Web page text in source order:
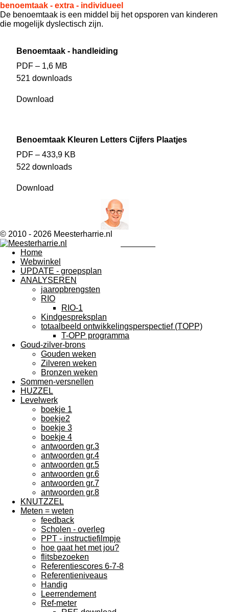
benoemtaak - extra - individueel
De benoemtaak is een middel bij het opsporen van kinderen
die mogelijk dyslectisch zijn.
Benoemtaak - handleiding
PDF – 1,6 MB
521 downloads
Download
Benoemtaak Kleuren Letters Cijfers Plaatjes
PDF – 433,9 KB
522 downloads
Download
© 2010 - 2026 Meesterharrie.nl
Home
Webwinkel
UPDATE - groepsplan
ANALYSEREN
jaaropbrengsten
RIO
RIO-1
Kindgespreksplan
totaalbeeld ontwikkelingsperspectief (TOPP)
T-OPP programma
Goud-zilver-brons
Gouden weken
Zilveren weken
Bronzen weken
Sommen-versnellen
HUZZEL
Levelwerk
boekje 1
boekje2
boekje 3
boekje 4
antwoorden gr.3
antwoorden gr.4
antwoorden gr.5
antwoorden gr.6
antwoorden gr.7
antwoorden gr.8
KNUTZZEL
Meten = weten
feedback
Scholen - overleg
PPT - instructiefilmpje
hoe gaat het met jou?
flitsbezoeken
Referentiescores 6-7-8
Referentieniveaus
Handig
Leerrendement
Ref-meter